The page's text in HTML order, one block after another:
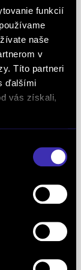
funkcií
naše
v
Títo partneri
ďalšími
vás získali,
trhy.
titul
Medzi
v rokoch
a
znakom
oceňuje
90
CD ako
v celej
značky
Českej a